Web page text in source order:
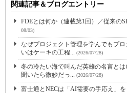
関連記事＆ブログエントリー
FDEとは何か（連載第1回）／従来の
08/03)
なぜプロジェクト管理を学んでもプ
いはケーキの工程... (2026/07/28)
冬の冷たい海で叫んだ英雄の名言と
聞いたら微妙だっ... (2026/07/28)
富士通とNECは「AI需要の手応え」